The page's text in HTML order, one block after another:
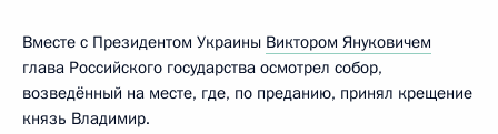
Вместе с Президентом Украины Виктором Януковичем
глава Российского государства осмотрел собор,
возведённый на месте, где, по преданию, принял крещение
князь Владимир.